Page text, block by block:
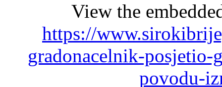
View the
https://
gradonacelnik-
povodu-